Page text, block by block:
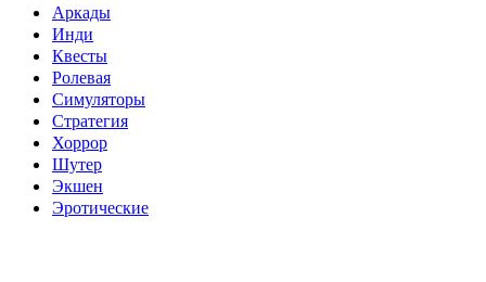
Аркады
Инди
Квесты
Ролевая
Симуляторы
Стратегия
Хоррор
Шутер
Экшен
Эротические